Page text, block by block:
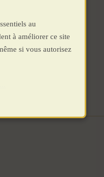
au
à améliorer ce site
si vous autorisez